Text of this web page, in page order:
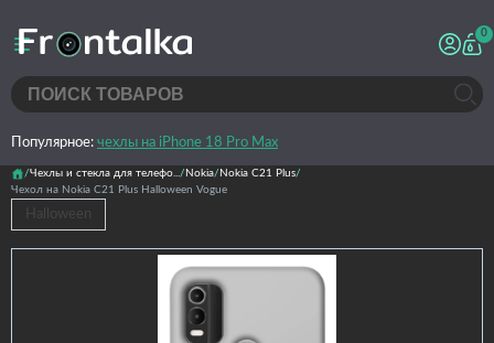
0
Популярное: чехлы на iPhone 18 Pro Max
Чехлы и стекла для телефо... Nokia Nokia C21 Plus
Чехол на Nokia C21 Plus Halloween Vogue
Halloween